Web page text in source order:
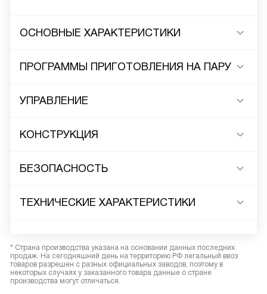
ОСНОВНЫЕ ХАРАКТЕРИСТИКИ
ПРОГРАММЫ ПРИГОТОВЛЕНИЯ НА ПАРУ
УПРАВЛЕНИЕ
КОНСТРУКЦИЯ
БЕЗОПАСНОСТЬ
ТЕХНИЧЕСКИЕ ХАРАКТЕРИСТИКИ
* Страна производства указана на основании данных последних
продаж. На сегодняшний день на территорию РФ легальный ввоз
товаров разрешен с разных официальных заводов, поэтому в
некоторых случаях у заказанного товара данные о стране
производства могут отличаться.